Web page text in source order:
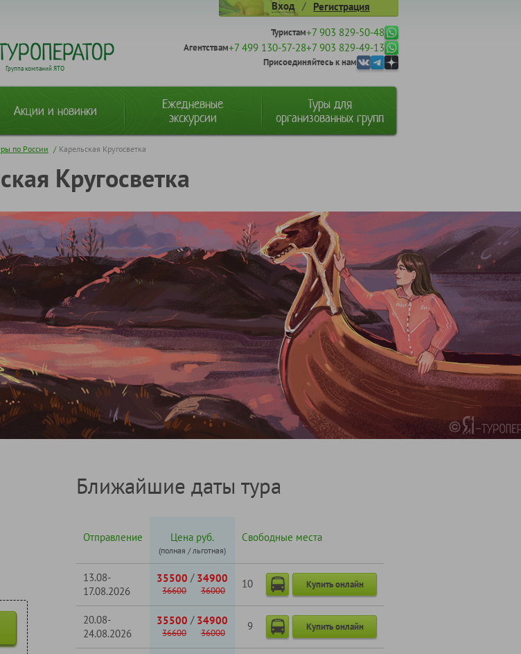
Вход / Регистрация
Группа компаний ЯТО
Туристам+7 903 829-50-48
Агентствам+7 499 130-57-28+7 903 829-49-13
Присоединяйтесь к нам
Акции и новинки
Ежедневные
экскурсии
Туры для
организованных групп
по России / Карельская Кругосветка
Кругосветка
Ближайшие даты тура
Отправление Цена руб.
(полная / льготная)
Свободные места
13.08-
17.08.2026
35500 / 34900
36600 36000
10 Купить онлайн
20.08-
24.08.2026
35500 / 34900
36600 36000
9 Купить онлайн